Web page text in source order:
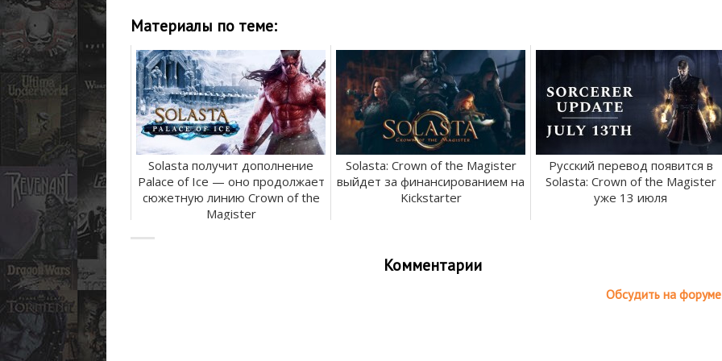
Материалы по теме:
Solasta получит дополнение
Palace of Ice — оно продолжает
сюжетную линию Crown of the
Magister
Solasta: Crown of the Magister
выйдет за финансированием на
Kickstarter
Русский перевод появится в
Solasta: Crown of the Magister
уже 13 июля
Комментарии
Обсудить на